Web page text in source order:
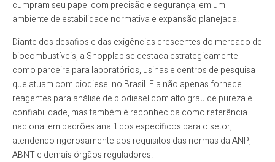
cumpram seu papel com precisão e segurança, em um
ambiente de estabilidade normativa e expansão planejada.
Diante dos desafios e das exigências crescentes do mercado de
biocombustíveis, a Shopplab se destaca estrategicamente
como parceira para laboratórios, usinas e centros de pesquisa
que atuam com biodiesel no Brasil. Ela não apenas fornece
reagentes para análise de biodiesel com alto grau de pureza e
confiabilidade, mas também é reconhecida como referência
nacional em padrões analíticos específicos para o setor,
atendendo rigorosamente aos requisitos das normas da ANP,
ABNT e demais órgãos reguladores.